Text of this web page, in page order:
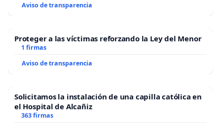
Aviso de transparencia
Proteger a las víctimas reforzando la Ley del Menor
1 firmas
Aviso de transparencia
Solicitamos la instalación de una capilla católica en
el Hospital de Alcañiz
363 firmas